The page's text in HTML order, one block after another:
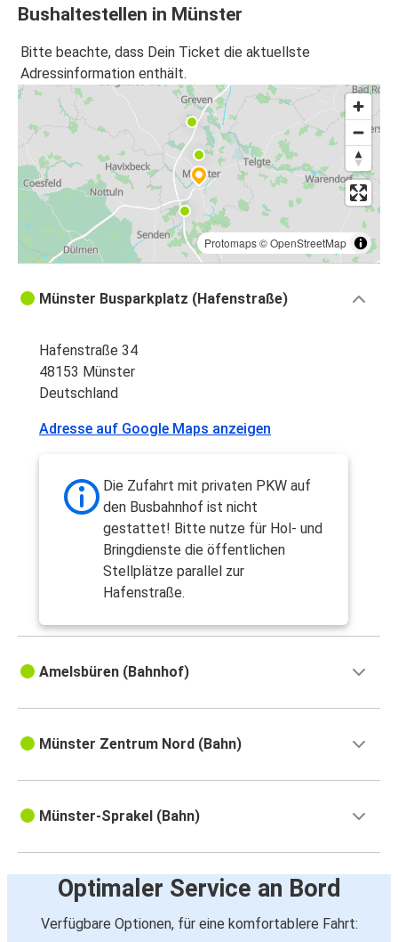
Bushaltestellen in Münster
Bitte beachte, dass Dein Ticket die aktuellste
Adressinformation enthält.
Protomaps©OpenStreetMap
Münster Busparkplatz (Hafenstraße)
Hafenstraße 34
48153 Münster
Deutschland
Adresse auf Google Maps anzeigen
Die Zufahrt mit privaten PKW auf
den Busbahnhof ist nicht
gestattet! Bitte nutze für Hol- und
Bringdienste die öffentlichen
Stellplätze parallel zur
Hafenstraße.
Amelsbüren (Bahnhof)
Münster Zentrum Nord (Bahn)
Münster-Sprakel (Bahn)
Optimaler Service an Bord
Verfügbare Optionen, für eine komfortablere Fahrt: